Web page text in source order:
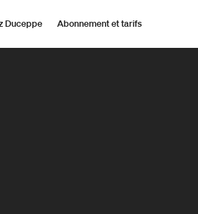
Duceppe
Abonnement et tarifs